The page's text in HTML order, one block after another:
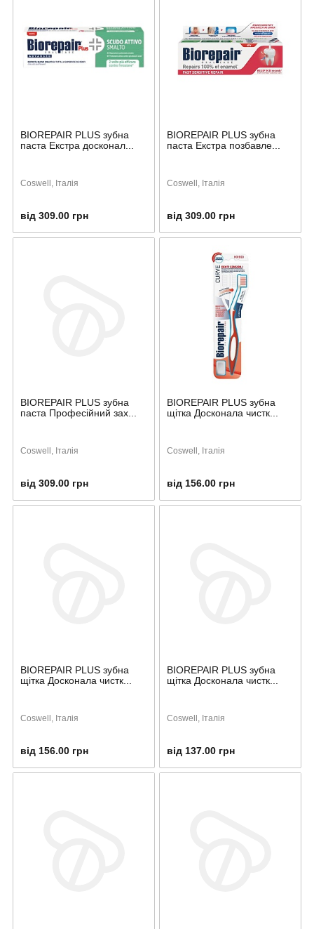
BIOREPAIR PLUS зубна
паста Екстра досконал...
Coswell, Італія
від 309.00 грн
BIOREPAIR PLUS зубна
паста Екстра позбавле...
Coswell, Італія
від 309.00 грн
BIOREPAIR PLUS зубна
паста Професійний зах...
Coswell, Італія
від 309.00 грн
BIOREPAIR PLUS зубна
щітка Досконала чистк...
Coswell, Італія
від 156.00 грн
BIOREPAIR PLUS зубна
щітка Досконала чистк...
Coswell, Італія
від 156.00 грн
BIOREPAIR PLUS зубна
щітка Досконала чистк...
Coswell, Італія
від 137.00 грн